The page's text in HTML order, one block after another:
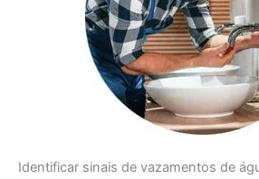
Identificar sinais de vazamentos de